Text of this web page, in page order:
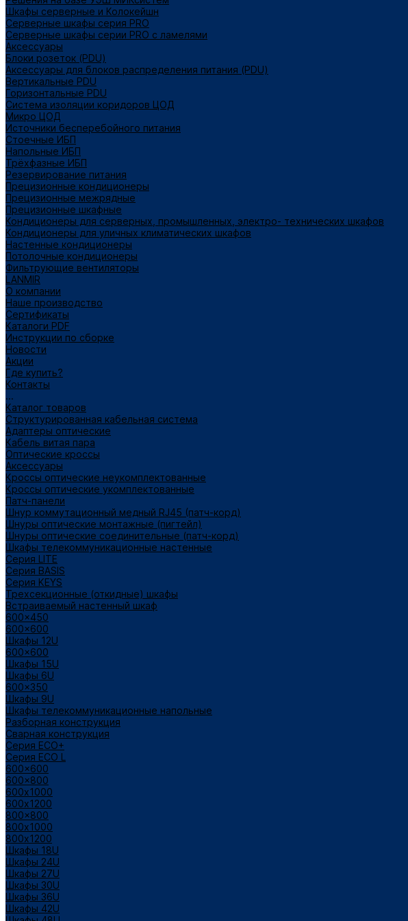
Шкафы серверные и Колокейшн
Серверные шкафы серия PRO
Серверные шкафы серии PRO с ламелями
Аксессуары
Блоки розеток (PDU)
Аксессуары для блоков распределения питания (PDU)
Вертикальные PDU
Горизонтальные PDU
Система изоляции коридоров ЦОД
Микро ЦОД
Источники бесперебойного питания
Стоечные ИБП
Напольные ИБП
Трёхфазные ИБП
Резервирование питания
Прецизионные кондиционеры
Прецизионные межрядные
Прецизионные шкафные
Кондиционеры для серверных, промышленных, электро- технических шкафов
Кондиционеры для уличных климатических шкафов
Настенные кондиционеры
Потолочные кондиционеры
Фильтрующие вентиляторы
LANMIR
О компании
Наше производство
Сертификаты
Каталоги PDF
Инструкции по сборке
Новости
Акции
Где купить?
Контакты
...
Каталог товаров
Структурированная кабельная система
Адаптеры оптические
Кабель витая пара
Оптические кроссы
Аксессуары
Кроссы оптические неукомплектованные
Кроссы оптические укомплектованные
Патч-панели
Шнур коммутационный медный RJ45 (патч-корд)
Шнуры оптические монтажные (пигтейл)
Шнуры оптические соединительные (патч-корд)
Шкафы телекоммуникационные настенные
Cерия LITE
Cерия BASIS
Cерия KEYS
Трехсекционные (откидные) шкафы
Встраиваемый настенный шкаф
600x450
600x600
Шкафы 12U
600x600
Шкафы 15U
Шкафы 6U
600x350
Шкафы 9U
Шкафы телекоммуникационные напольные
Разборная конструкция
Сварная конструкция
Серия ECO+
Серия ECO L
600x600
600x800
600х1000
600х1200
800x800
800х1000
800х1200
Шкафы 18U
Шкафы 24U
Шкафы 27U
Шкафы 30U
Шкафы 36U
Шкафы 42U